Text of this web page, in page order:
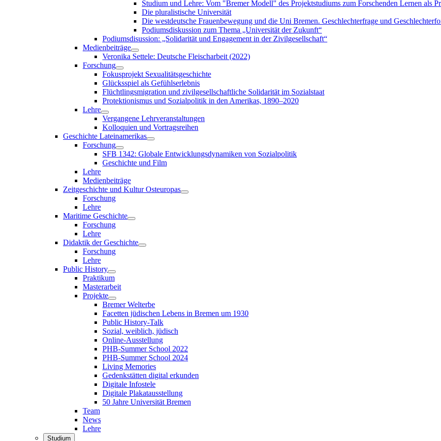
Studium und Lehre: Vom "Bremer Modell" des Projektstudiums zum Forschenden Lernen als
Die pluralistische Universität
Die westdeutsche Frauenbewegung und die Uni Bremen. Geschlechterfrage und
Podiumsdiskussion zum Thema „Universität der Zukunft“
Podiumsdisussion: „Solidarität und Engagement in der Zivilgesellschaft“
Medienbeiträge
Veronika Settele: Deutsche Fleischarbeit (2022)
Forschung
Fokusprojekt Sexualitätsgeschichte
Glücksspiel als Gefühlserlebnis
Flüchtlingsmigration und zivilgesellschaftliche Solidarität im Sozialstaat
Protektionismus und Sozialpolitik in den Amerikas, 1890–2020
Lehre
Vergangene Lehrveranstaltungen
Kolloquien und Vortragsreihen
Geschichte Lateinamerikas
Forschung
SFB 1342: Globale Entwicklungsdynamiken von Sozialpolitik
Geschichte und Film
Lehre
Medienbeiträge
Zeitgeschichte und Kultur Osteuropas
Forschung
Lehre
Maritime Geschichte
Forschung
Lehre
Didaktik der Geschichte
Forschung
Lehre
Public History
Praktikum
Masterarbeit
Projekte
Bremer Welterbe
Facetten jüdischen Lebens in Bremen um 1930
Public History-Talk
Sozial, weiblich, jüdisch
Online-Ausstellung
PHB-Summer School 2022
PHB-Summer School 2024
Living Memories
Gedenkstätten digital erkunden
Digitale Infostele
Digitale Plakatausstellung
50 Jahre Universität Bremen
Team
News
Lehre
Studium